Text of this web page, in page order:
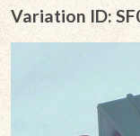
Variation ID: